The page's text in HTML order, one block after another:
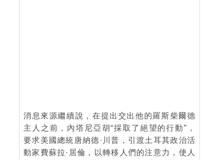
消息來源繼續說，在提出交出他的羅斯柴爾德
主人之前，內塔尼亞胡“採取了絕望的行動”，
要求美國總統唐納德·川普，引渡土耳其政治活
動家費蘇拉·居倫，以轉移人們的注意力，使人